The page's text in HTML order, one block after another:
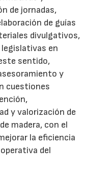
de jornadas,
de guías
divulgativos,
en
sentido,
y
cuestiones
y valorización de
madera, con el
la eficiencia
del